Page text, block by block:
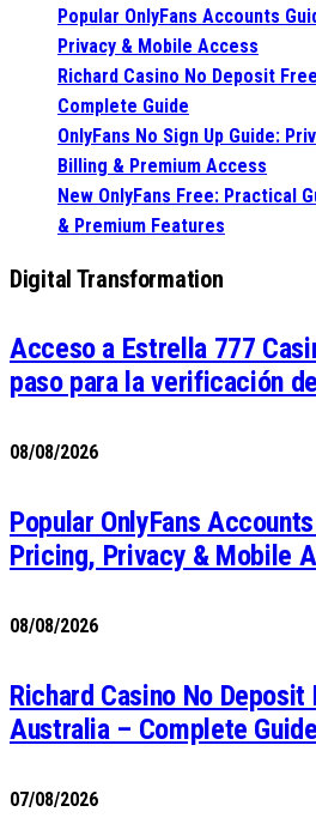
Popular OnlyFans Accounts
Privacy & Mobile Access
Richard Casino No Deposit
Complete Guide
OnlyFans No Sign Up Guide:
Billing & Premium Access
New OnlyFans Free: Practical
& Premium Features
Digital Transformation
Acceso a Estrella 777
paso para la verificación
08/08/2026
Popular OnlyFans
Pricing, Privacy & Mobile
08/08/2026
Richard Casino No Deposit
Australia – Complete Guide
07/08/2026